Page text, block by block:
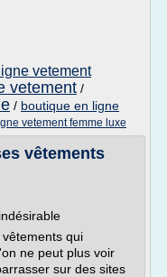
vetement
vetement /
/ boutique en ligne
vetement femme luxe
vêtements
qui
ne peut plus voir
sur des sites